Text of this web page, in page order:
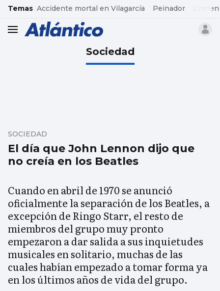
common.go-to-content
Temas Accidente mortal en Vilagarcía Peinador
header.menu.open
Sociedad
El día que John Lennon dijo que
no creía en los Beatles
SOCIEDAD
Cuando en abril de 1970 se anunció
oficialmente la separación de los Beatles, a
excepción de Ringo Starr, el resto de
miembros del grupo muy pronto
empezaron a dar salida a sus inquietudes
musicales en solitario, muchas de las
cuales habían empezado a tomar forma ya
en los últimos años de vida del grupo.